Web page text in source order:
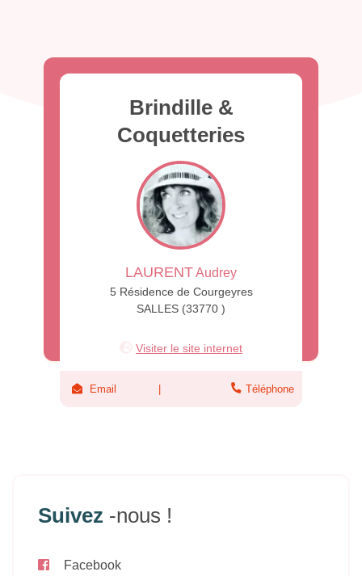
Brindille &
Coquetteries
LAURENTAudrey
5 Résidence de Courgeyres
SALLES (33770 )
Visiter le site internet
Email Téléphone
Suivez -nous !
Facebook